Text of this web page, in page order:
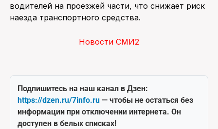
водителей на проезжей части, что снижает риск
наезда транспортного средства.
Новости СМИ2
Подпишитесь на наш канал в Дзен:
https://dzen.ru/7info.ru — чтобы не остаться без
информации при отключении интернета. Он
доступен в белых списках!